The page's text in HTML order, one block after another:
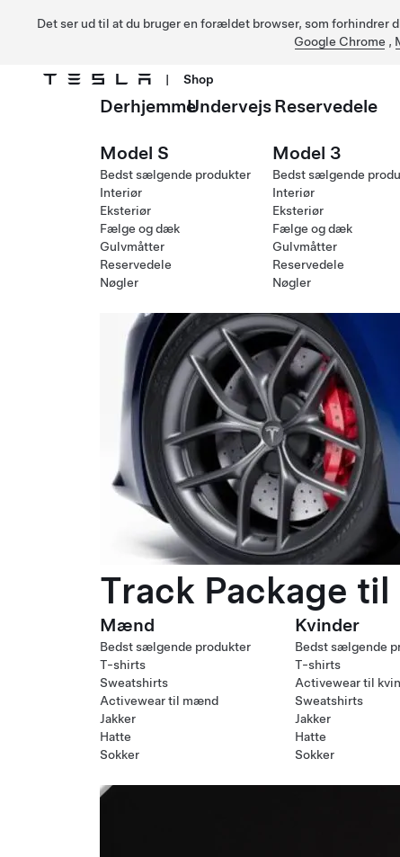
Det ser ud til at du bruger en forældet browser, som forhindrer
Google Chrome ,
Gå til hovedindhold
| Shop
DerhjemmeUndervejsReservedele
Model S
Bedst sælgende produkter
Interiør
Eksteriør
Fælge og dæk
Gulvmåtter
Reservedele
Nøgler
Model 3
Bedst sælgende
Interiør
Eksteriør
Fælge og dæk
Gulvmåtter
Reservedele
Nøgler
Track Package
Mænd
Bedst sælgende produkter
T-shirts
Sweatshirts
Activewear til mænd
Jakker
Hatte
Sokker
Kvinder
Bedst sælgende
T-shirts
Activewear til
Sweatshirts
Jakker
Hatte
Sokker